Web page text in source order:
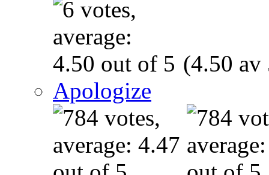
(4.50 av
Apologize